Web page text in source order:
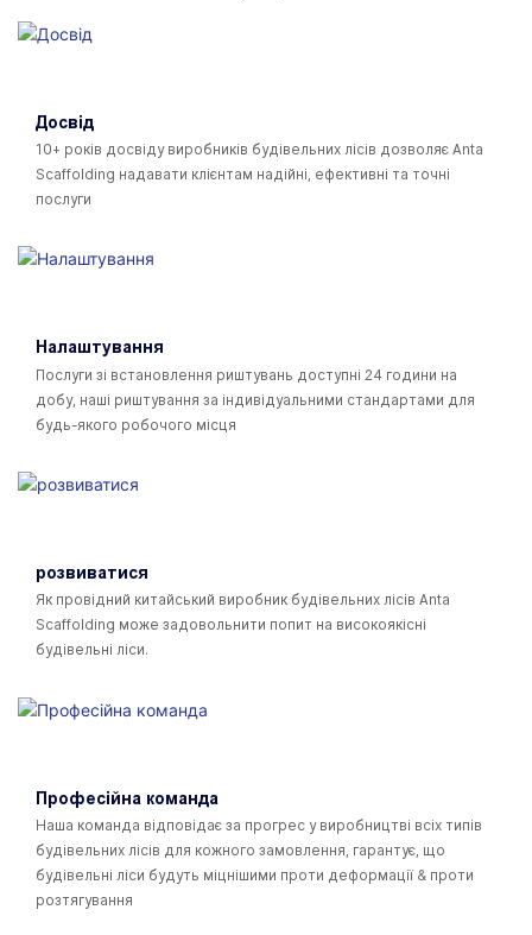
Досвід
10+ років досвіду виробників будівельних лісів дозволяє Anta
Scaffolding надавати клієнтам надійні, ефективні та точні
послуги
Налаштування
Послуги зі встановлення риштувань доступні 24 години на
добу, наші риштування за індивідуальними стандартами для
будь-якого робочого місця
розвиватися
Як провідний китайський виробник будівельних лісів Anta
Scaffolding може задовольнити попит на високоякісні
будівельні ліси.
Професійна команда
Наша команда відповідає за прогрес у виробництві всіх типів
будівельних лісів для кожного замовлення, гарантує, що
будівельні ліси будуть міцнішими проти деформації & проти
розтягування